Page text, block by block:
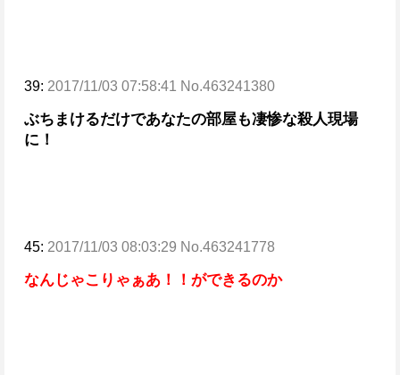
39: 2017/11/03 07:58:41 No.463241380
ぶちまけるだけであなたの部屋も凄惨な殺人現場
に！
45: 2017/11/03 08:03:29 No.463241778
なんじゃこりゃぁあ！！ ができるのか